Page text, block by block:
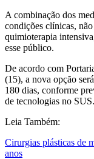
A combinação dos
condições clínicas,
quimioterapia
esse público.
De acordo com
(15), a nova opção
180 dias, conforme
de tecnologias no SUS.
Leia Também:
Cirurgias plásticas de
anos